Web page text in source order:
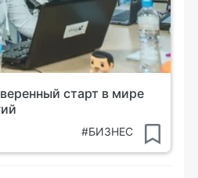
старт в мире
#БИЗНЕС